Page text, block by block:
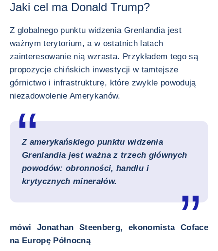
Jaki cel ma Donald Trump?
Z globalnego punktu widzenia Grenlandia jest
ważnym terytorium, a w ostatnich latach
zainteresowanie nią wzrasta. Przykładem tego są
propozycje chińskich inwestycji w tamtejsze
górnictwo i infrastrukturę, które zwykle powodują
niezadowolenie Amerykanów.
Z amerykańskiego punktu widzenia
Grenlandia jest ważna z trzech głównych
powodów: obronności, handlu i
krytycznych minerałów.
mówi Jonathan Steenberg, ekonomista Coface
na Europę Północną